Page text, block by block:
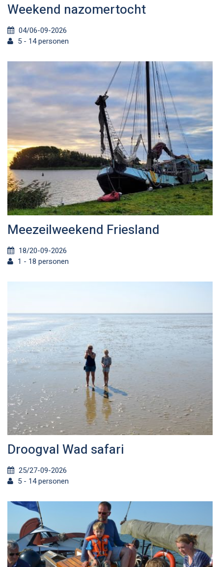
Weekend nazomertocht
04/06-09-2026
5 - 14 personen
Meezeilweekend Friesland
18/20-09-2026
1 - 18 personen
Droogval Wad safari
25/27-09-2026
5 - 14 personen